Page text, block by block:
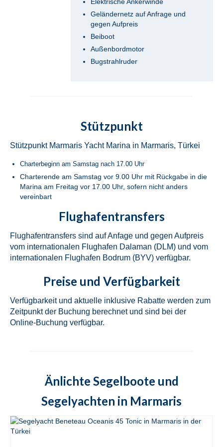
Bavaria Cruiser 46 Berry in Fethiye in der
Bavaria Cruiser 46 Simba in Fethiye in der
Jeanneau Sun Odyssey 490 Derya in
Fethiye in der Türkei
Beneteau Cyclades 50.5 Take Five in
Fethiye in der Türkei
Marmaris
Fountaine Pajot Lucia 40 Maestro Amber
in Marmaris in der Türkei
Fountaine Pajot Lucia 40 Quatour Coco D
in Marmaris in der Türkei
Fountaine Pajot Lucia 40 Quatour Sky
Fountaine Pajot Astrea 42 Quatour Adele
in Marmaris in der Türkei
Türkei
Fountaine Pajot Elba 45 Quatour Milly 2 in
Marmaris in der Türkei
Lagoon 450F Loryma Sailing in Marmaris
Geländernetz auf Anfrage und
gegen Aufpreis
Beiboot
Außenbordmotor
Bugstrahlruder
Stützpunkt
Stützpunkt Marmaris Yacht Marina in Marmaris, Türkei
Charterbeginn am Samstag nach 17.00 Uhr
Charterende am Samstag vor 9.00 Uhr mit Rückgabe in die
Marina am Freitag vor 17.00 Uhr, sofern nicht anders
vereinbart
Flughafentransfers
Flughafentransfers sind auf Anfage und gegen Aufpreis
vom internationalen Flughafen Dalaman (DLM) und vom
internationalen Flughafen Bodrum (BYV) verfügbar.
Preise und Verfügbarkeit
Verfügbarkeit und aktuelle inklusive Rabatte werden zum
Zeitpunkt der Buchung berechnet und sind bei der
Online-Buchung verfügbar.
Änlichte Segelboote und
Segelyachten in Marmaris